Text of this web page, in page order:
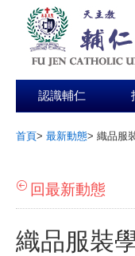
認識輔仁
首頁> 最新動態> 織品服
回最新動態
織品服裝